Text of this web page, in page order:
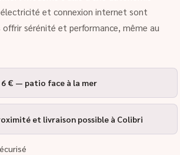
électricité et connexion internet sont
offrir sérénité et performance, même au
€ — patio face à la mer
et livraison possible à Colibri